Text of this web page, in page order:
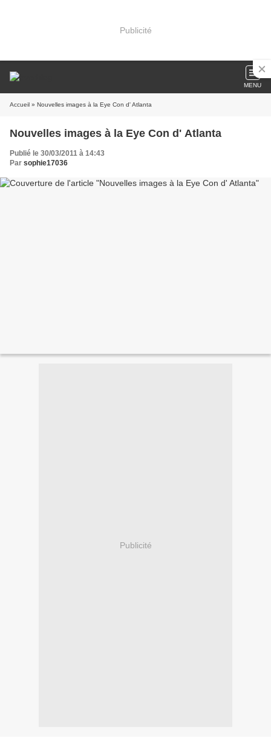
Publicité
MENU
Accueil » Nouvelles images à la Eye Con d' Atlanta
Nouvelles images à la Eye Con d' Atlanta
Publié le 30/03/2011 à 14:43
Par sophie17036
Publicité